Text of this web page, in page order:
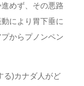
めず、その悪路
により胃下垂に
からプノンペン
る)カナダ人がど